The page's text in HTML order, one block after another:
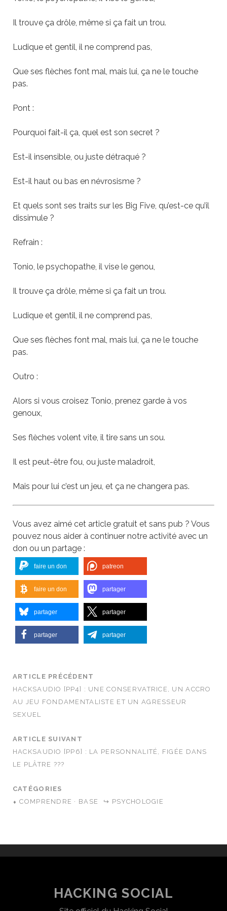
Il trouve ça drôle, même si ça fait un trou.
Ludique et gentil, il ne comprend pas,
Que ses flèches font mal, mais lui, ça ne le touche
pas.
Pont :
Pourquoi fait-il ça, quel est son secret ?
Est-il insensible, ou juste détraqué ?
Est-il haut ou bas en névrosisme ?
Et quels sont ses traits sur les Big Five, qu’est-ce qu’il
dissimule ?
Refrain :
Tonio, le psychopathe, il vise le genou,
Il trouve ça drôle, même si ça fait un trou.
Ludique et gentil, il ne comprend pas,
Que ses flèches font mal, mais lui, ça ne le touche
pas.
Outro :
Alors si vous croisez Tonio, prenez garde à vos
genoux,
Ses flèches volent vite, il tire sans un sou.
Il est peut-être fou, ou juste maladroit,
Mais pour lui c’est un jeu, et ça ne changera pas.
Vous avez aimé cet article gratuit et sans pub ? Vous
pouvez nous aider à continuer notre activité avec un
don ou un partage :
faire un don patreon
faire un don partager
partager partager
partager partager
ARTICLE PRÉCÉDENT
HACKSAUDIO [PP4] : UNE CONSERVATRICE, UN ACCRO
AU JEU FONDAMENTALISTE ET UN AGRESSEUR
SEXUEL
ARTICLE SUIVANT
HACKSAUDIO [PP6] : LA PERSONNALITÉ, FIGÉE DANS
LE PLÂTRE ???
CATÉGORIES
⬧ COMPRENDRE · BASE
↪ PSYCHOLOGIE
HACKING SOCIAL